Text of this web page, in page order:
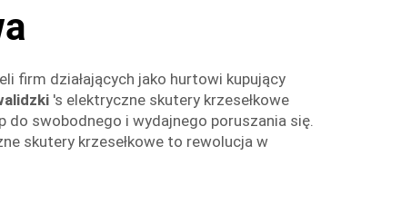
firm działających jako hurtowi kupujący
's elektryczne skutery krzesełkowe
do swobodnego i wydajnego poruszania się.
skutery krzesełkowe to rewolucja w